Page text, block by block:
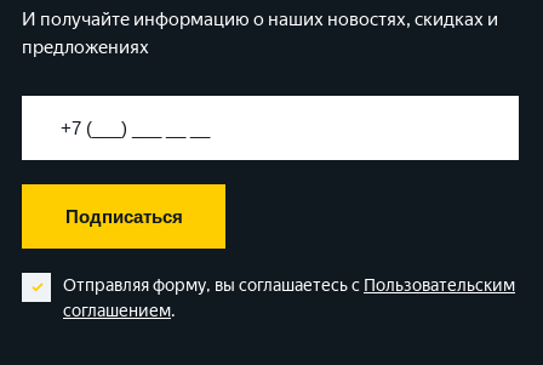
И получайте информацию о наших новостях, скидках и
предложениях
Подписаться
Отправляя форму, вы соглашаетесь с Пользовательским
соглашением.